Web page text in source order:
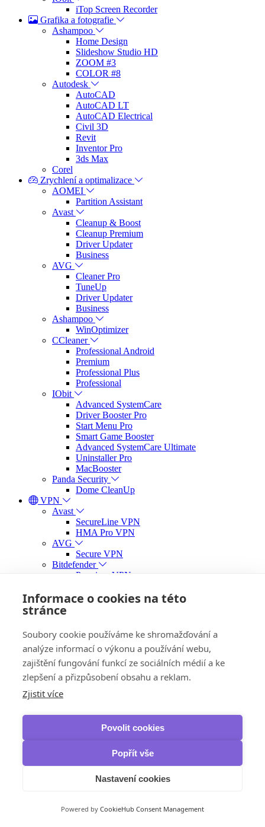
iTop Screen Recorder
Grafika a fotografie
Ashampoo
Home Design
Slideshow Studio HD
ZOOM #3
COLOR #8
Autodesk
AutoCAD
AutoCAD LT
AutoCAD Electrical
Civil 3D
Revit
Inventor Pro
3ds Max
Corel
Zrychlení a optimalizace
AOMEI
Partition Assistant
Avast
Cleanup & Boost
Cleanup Premium
Driver Updater
Business
AVG
Cleaner Pro
TuneUp
Driver Updater
Business
Ashampoo
WinOptimizer
CCleaner
Professional Android
Premium
Professional Plus
Professional
IObit
Advanced SystemCare
Driver Booster Pro
Start Menu Pro
Smart Game Booster
Advanced SystemCare Ultimate
Uninstaller Pro
MacBooster
Panda Security
Dome CleanUp
VPN
Avast
SecureLine VPN
HMA Pro VPN
AVG
Secure VPN
Bitdefender
Premium VPN
Freedome VPN
Kaspersky
McAfee
Safe Connect VPN
NordVPN
VPN
VPN Standard
Panda Security
Dome VPN
Zálohování, obnova dat a vypalování
IObit
IOTransfer
Ashampoo
Informace o cookies na této
stránce
Soubory cookie používáme ke shromažďování a
analýze informací o výkonu a používání webu,
zajištění fungování funkcí ze sociálních médií a ke
zlepšení a přizpůsobení obsahu a reklam.
Zjistit více
Povolit cookies
Popřít vše
Nastavení cookies
Powered by CookieHub Consent Management